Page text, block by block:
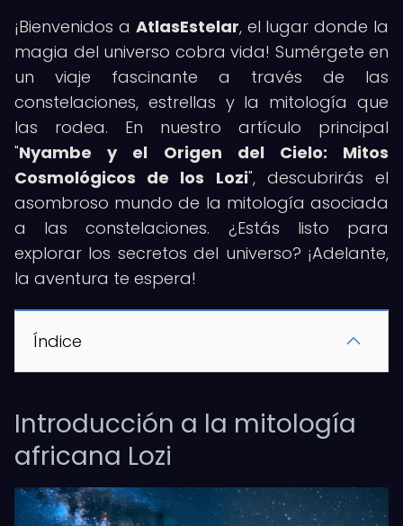
¡Bienvenidos a AtlasEstelar, el lugar donde la
magia del universo cobra vida! Sumérgete en
un viaje fascinante a través de las
constelaciones, estrellas y la mitología que
las rodea. En nuestro artículo principal
"Nyambe y el Origen del Cielo: Mitos
Cosmológicos de los Lozi", descubrirás el
asombroso mundo de la mitología asociada
a las constelaciones. ¿Estás listo para
explorar los secretos del universo? ¡Adelante,
la aventura te espera!
Índice
Introducción a la mitología
africana Lozi